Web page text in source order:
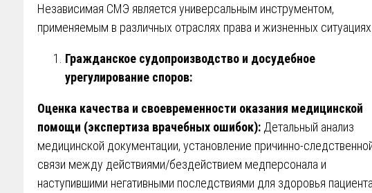
Независимая СМЭ является универсальным инструментом,
применяемым в различных отраслях права и жизненных ситуациях.
Гражданское судопроизводство и досудебное
урегулирование споров:
Оценка качества и своевременности оказания медицинской
помощи (экспертиза врачебных ошибок): Детальный анализ
медицинской документации, установление причинно-
связи между действиями/бездействием медперсонала и
наступившими негативными последствиями для здоровья пациента.